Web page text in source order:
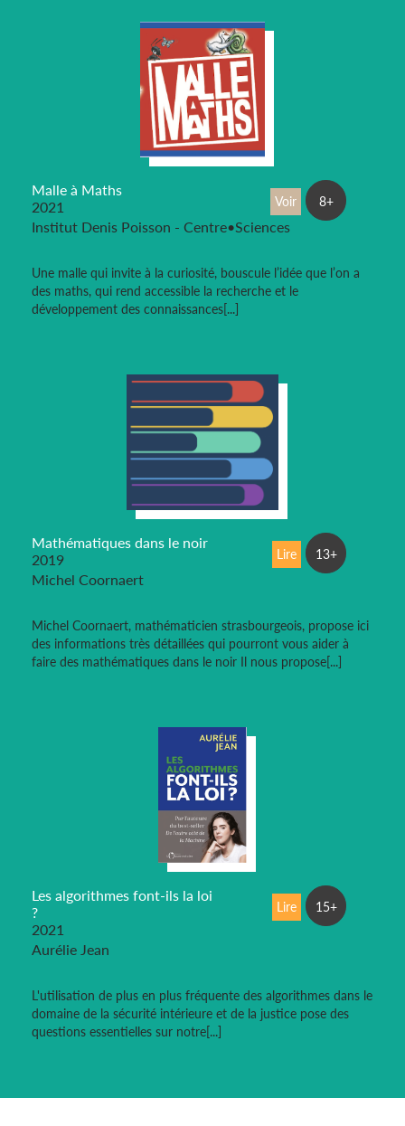
Malle à Maths
2021
Institut Denis Poisson - Centre•Sciences
Une malle qui invite à la curiosité, bouscule l’idée que l’on a
des maths, qui rend accessible la recherche et le
développement des connaissances[...]
Voir 8+
Mathématiques dans le noir
2019
Michel Coornaert
Michel Coornaert, mathématicien strasbourgeois, propose ici
des informations très détaillées qui pourront vous aider à
faire des mathématiques dans le noir Il nous propose[...]
Lire 13+
Les algorithmes font-ils la loi
?
2021
Aurélie Jean
L'utilisation de plus en plus fréquente des algorithmes dans le
domaine de la sécurité intérieure et de la justice pose des
questions essentielles sur notre[...]
Lire 15+